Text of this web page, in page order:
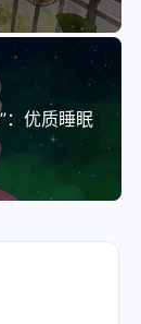
：优质睡眠